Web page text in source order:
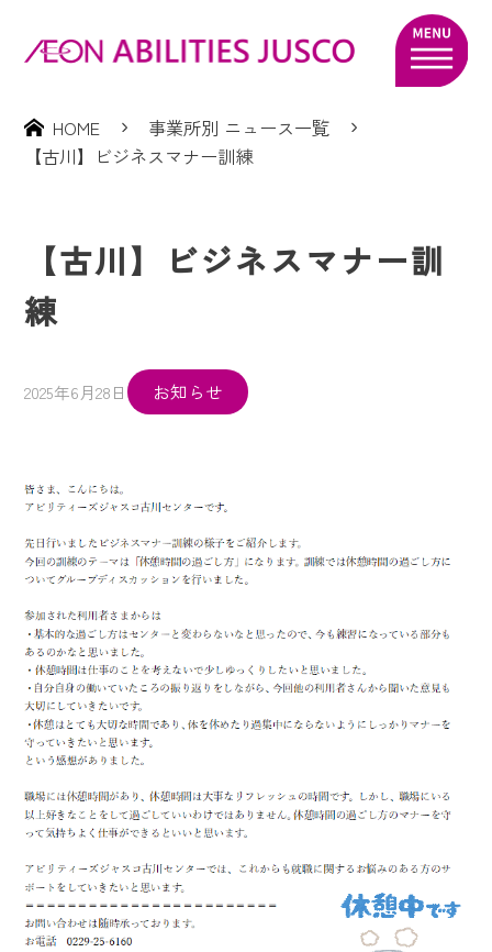
HOME
事業所別 ニュース一覧
【古川】ビジネスマナー訓練
【古川】ビジネスマナー訓
練
2025年6月28日 お知らせ